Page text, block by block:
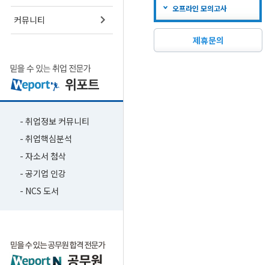
커뮤니티
- 취업정보 커뮤니티
- 취업핵심분석
- 자소서 첨삭
- 공기업 인강
- NCS 도서
오프라인 모의고사
제휴문의